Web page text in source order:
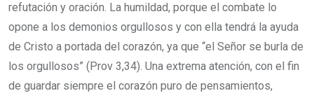
refutación y oración. La humildad, porque el combate lo
opone a los demonios orgullosos y con ella tendrá la ayuda
de Cristo a portada del corazón, ya que “el Señor se burla de
los orgullosos” (Prov 3,34). Una extrema atención, con el fin
de guardar siempre el corazón puro de pensamientos,